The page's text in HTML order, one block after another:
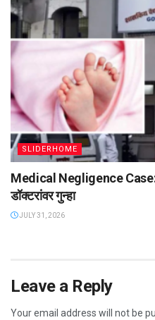
SLIDERHOME
Medical Negligence Case:
डॉक्टरांवर गुन्हा
JULY 31, 2026
Leave a Reply
Your email address will not be